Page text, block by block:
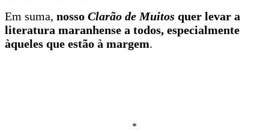
Em suma, nosso Clarão de Muitos quer levar a
literatura maranhense a todos, especialmente
àqueles que estão à margem.
*